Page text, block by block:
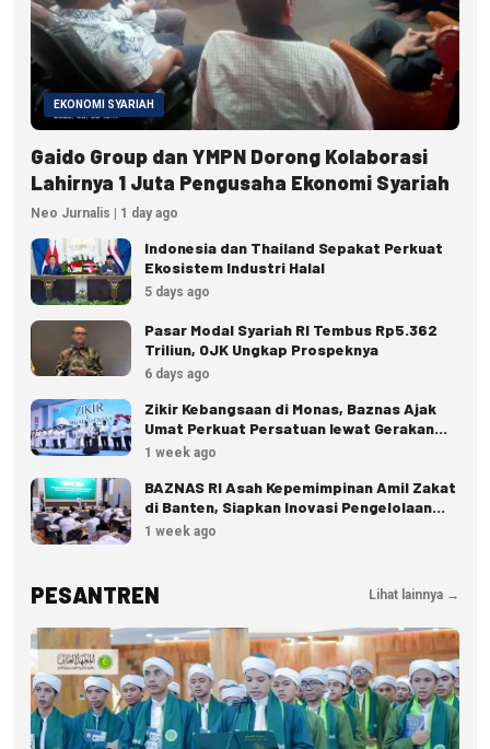
EKONOMI SYARIAH
Gaido Group dan YMPN Dorong Kolaborasi
Lahirnya 1 Juta Pengusaha Ekonomi Syariah
Neo Jurnalis | 1 day ago
Indonesia dan Thailand Sepakat Perkuat
Ekosistem Industri Halal
5 days ago
Pasar Modal Syariah RI Tembus Rp5.362
Triliun, OJK Ungkap Prospeknya
6 days ago
Zikir Kebangsaan di Monas, Baznas Ajak
Umat Perkuat Persatuan lewat Gerakan
Zakat
1 week ago
BAZNAS RI Asah Kepemimpinan Amil Zakat
di Banten, Siapkan Inovasi Pengelolaan
Zakat
1 week ago
PESANTREN Lihat lainnya →